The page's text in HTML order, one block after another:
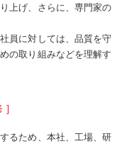
上げ、さらに、専門家の
員に対しては、品質を守
の取り組みなどを理解す
]
るため、本社、工場、研